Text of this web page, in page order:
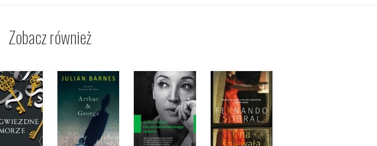
Zobacz również